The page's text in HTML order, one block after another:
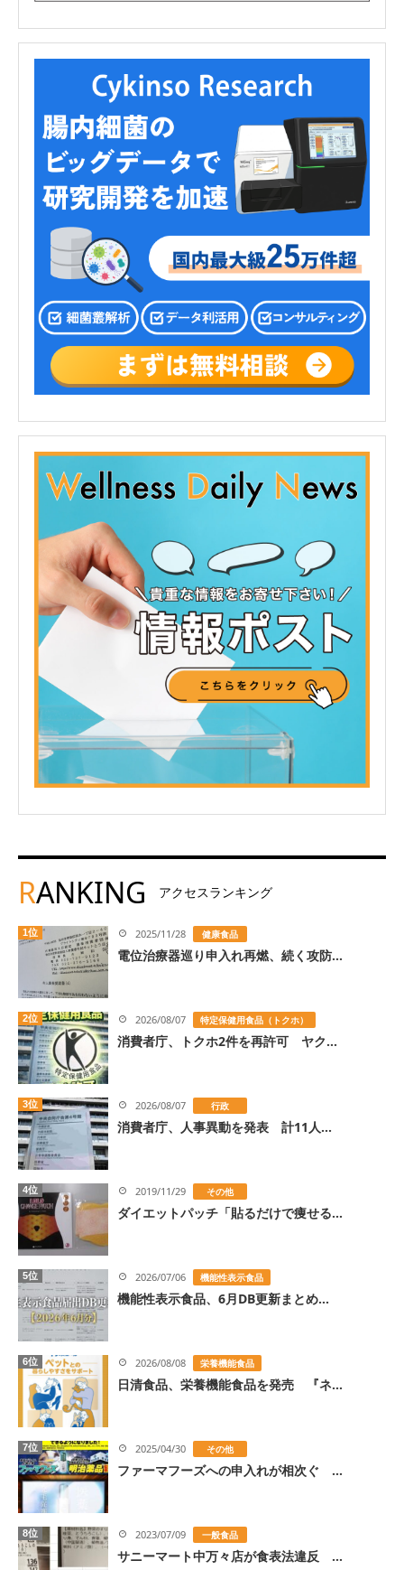
RANKING アクセスランキング
1位 2025/11/28 健康食品
電位治療器巡り申入れ再燃、続く攻防...
2位 2026/08/07 特定保健用食品（トクホ）
消費者庁、トクホ2件を再許可 ヤク...
3位 2026/08/07 行政
消費者庁、人事異動を発表 計11人...
4位 2019/11/29 その他
ダイエットパッチ「貼るだけで痩せる...
5位 2026/07/06 機能性表示食品
機能性表示食品、6月DB更新まとめ...
6位 2026/08/08 栄養機能食品
日清食品、栄養機能食品を発売 『ネ...
7位 2025/04/30 その他
ファーマフーズへの申入れが相次ぐ ...
8位 2023/07/09 一般食品
サニーマート中万々店が食表法違反 ...